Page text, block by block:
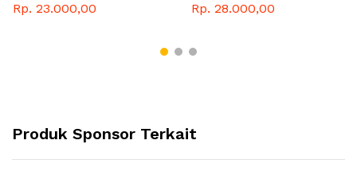
Rp. 23.000,00 Rp. 28.000,00
Produk Sponsor Terkait